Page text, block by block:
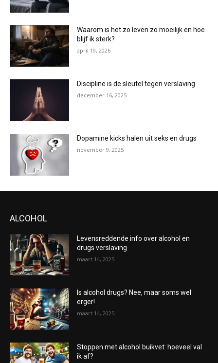
Waarom is het zo leven zo moeilijk en hoe
blijf ik sterk?
april 19, 2026
Discipline is de sleutel tegen verslaving
december 16, 2025
Dopamine kicks halen uit seks en drugs
november 9, 2025
ALCOHOL
Levensreddende info over alcohol en
drugs verslaving
maart 14, 2025
Is alcohol drugs? Nee, maar soms wel
erger!
maart 14, 2025
Stoppen met alcohol buikvet: hoeveel val
ik af?